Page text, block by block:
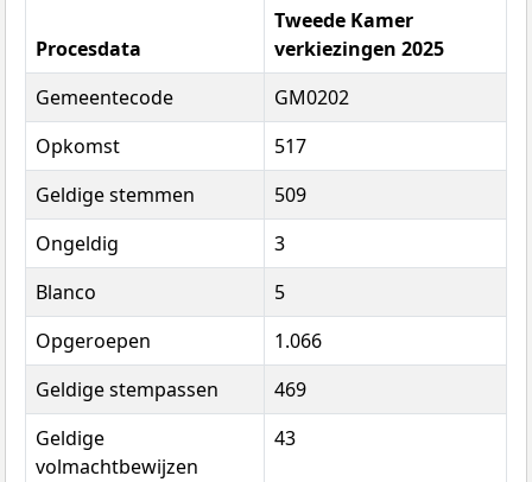
Procesdata
Tweede Kamer
verkiezingen 2025
Gemeentecode
GM0202
Opkomst
517
Geldige stemmen
509
Ongeldig
3
Blanco
5
Opgeroepen
1.066
Geldige stempassen
469
Geldige
volmachtbewijzen
43